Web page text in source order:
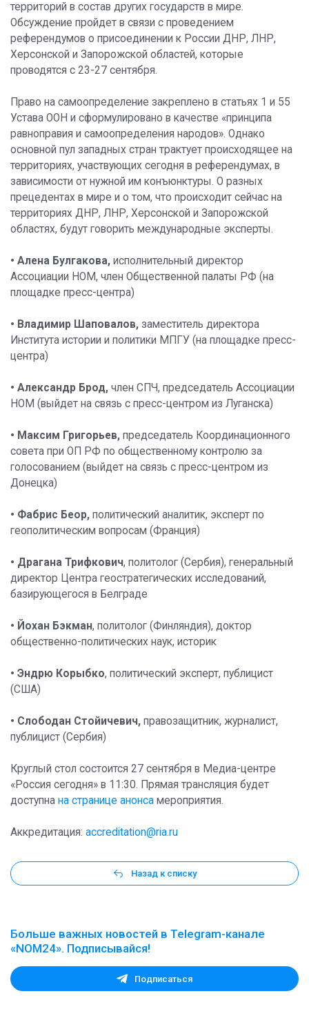
территорий в состав других государств в мире.
Обсуждение пройдет в связи с проведением
референдумов о присоединении к России ДНР, ЛНР,
Херсонской и Запорожской областей, которые
проводятся с 23-27 сентября.
Право на самоопределение закреплено в статьях 1 и 55
Устава ООН и сформулировано в качестве «принципа
равноправия и самоопределения народов». Однако
основной пул западных стран трактует происходящее на
территориях, участвующих сегодня в референдумах, в
зависимости от нужной им конъюнктуры. О разных
прецедентах в мире и о том, что происходит сейчас на
территориях ДНР, ЛНР, Херсонской и Запорожской
областях, будут говорить международные эксперты.
• Алена Булгакова, исполнительный директор
Ассоциации НОМ, член Общественной палаты РФ (на
площадке пресс-центра)
• Владимир Шаповалов, заместитель директора
Института истории и политики МПГУ (на площадке пресс-
центра)
• Александр Брод, член СПЧ, председатель Ассоциации
НОМ (выйдет на связь с пресс-центром из Луганска)
• Максим Григорьев, председатель Координационного
совета при ОП РФ по общественному контролю за
голосованием (выйдет на связь с пресс-центром из
Донецка)
• Фабрис Беор, политический аналитик, эксперт по
геополитическим вопросам (Франция)
• Драгана Трифкович, политолог (Сербия), генеральный
директор Центра геостратегических исследований,
базирующегося в Белграде
• Йохан Бэкман, политолог (Финляндия), доктор
общественно-политических наук, историк
• Эндрю Корыбко, политический эксперт, публицист
(США)
• Слободан Стойичевич, правозащитник, журналист,
публицист (Сербия)
Круглый стол состоится 27 сентября в Медиа-центре
«Россия сегодня» в 11:30. Прямая трансляция будет
доступна на странице анонса мероприятия.
Аккредитация: accreditation@ria.ru
Назад к списку
Больше важных новостей в Telegram-канале
«NOM24». Подписывайся!
Подписаться